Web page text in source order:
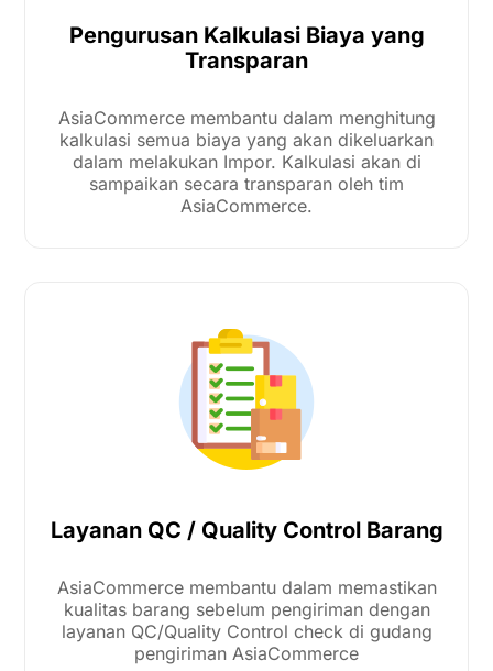
Pengurusan Kalkulasi Biaya yang
Transparan
AsiaCommerce membantu dalam menghitung
kalkulasi semua biaya yang akan dikeluarkan
dalam melakukan Impor. Kalkulasi akan di
sampaikan secara transparan oleh tim
AsiaCommerce.
Layanan QC / Quality Control Barang
AsiaCommerce membantu dalam memastikan
kualitas barang sebelum pengiriman dengan
layanan QC/Quality Control check di gudang
pengiriman AsiaCommerce